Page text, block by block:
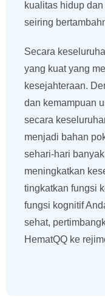
kualitas hidup
seiring
Secara
yang kuat yang
kesejahteraan.
dan kemampuan
secara
menjadi bahan
sehari-hari
meningkatkan
tingkatkan fungsi
fungsi kognitif
sehat,
HematQQ ke